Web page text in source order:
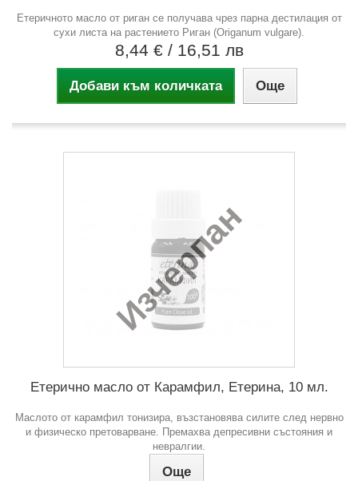
Етеричното масло от риган се получава чрез парна дестилация от
сухи листа на растението Риган (Origanum vulgare).
8,44 € / 16,51 лв
Добави към количката Още
Изчерпан
Етерично масло от Карамфил, Етерина, 10 мл.
Маслото от карамфил тонизира, възстановява силите след нервно
и физическо претоварване. Премахва депресивни състояния и
невралгии.
Още